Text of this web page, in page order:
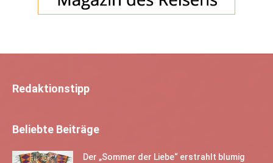
Redaktionstipp
Beliebte Beiträge
Der „Sommer der Liebe“ erstrahlt blumig